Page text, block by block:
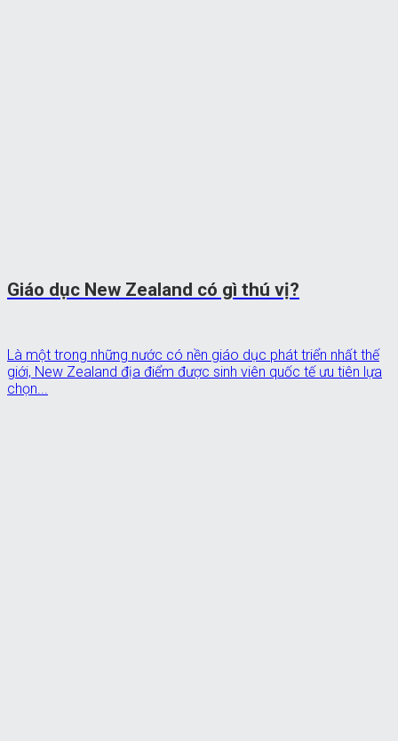
Giáo dục New Zealand có gì thú vị?
Là một trong những nước có nền giáo dục phát triển nhất thế
giới, New Zealand địa điểm được sinh viên quốc tế ưu tiên lựa
chọn...